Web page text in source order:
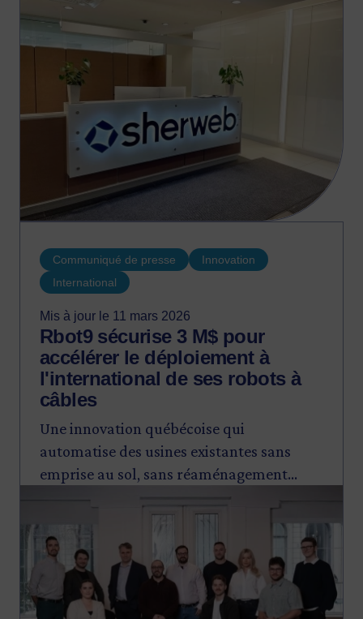
Communiqué de presse
Innovation
International
Mis à jour le 11 mars 2026
Rbot9 sécurise 3 M$ pour
accélérer le déploiement à
l'international de ses robots à
câbles
Une innovation québécoise qui
automatise des usines existantes sans
emprise au sol, sans réaménagement